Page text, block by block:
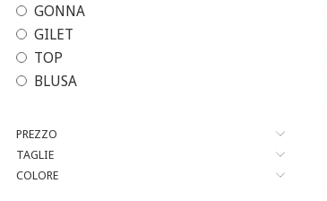
GONNA
GILET
TOP
BLUSA
PREZZO
TAGLIE
COLORE